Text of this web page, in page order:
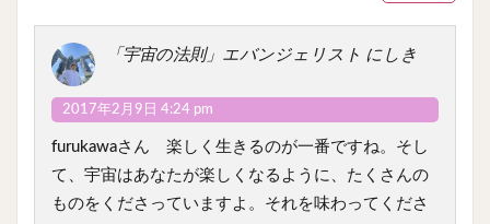
「宇宙の法則」エバンジェリスト にしき
2017年2月9日 4:24 pm
furukawaさん 楽しく生きるのが一番ですね。そし
て、宇宙はあなたが楽しくなるように、たくさんの
ものをくださっていますよ。それを味わってくださ